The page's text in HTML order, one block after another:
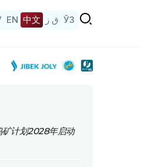
EN 中文 ق ز ЎЗ
矿计划2028年启动